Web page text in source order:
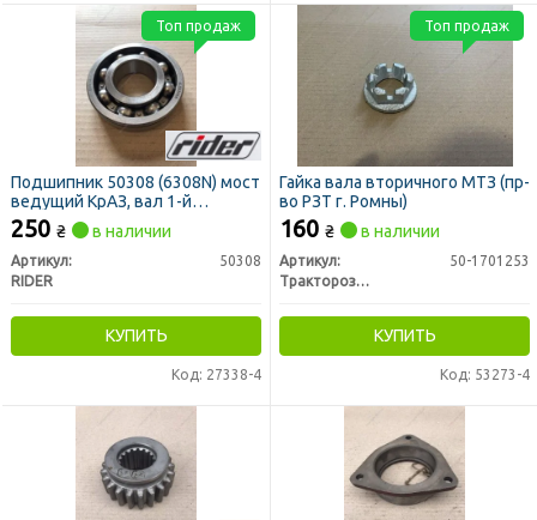
Подшипник 50308 (6308N) мост
ведущий КрАЗ, вал 1-й
передачи КПП, ВОМ МТЗ
(RIDER)
250 ₴ в наличии
Артикул:
50308
RIDER
КУПИТЬ
Код: 27338-4
Топ продаж
Гайка вала вторичного МТЗ (пр-
во РЗТ г. Ромны)
160 ₴ в наличии
Артикул:
50-1701253
Тракторозапчасть г. Ромны
КУПИТЬ
Код: 53273-4
Топ продаж